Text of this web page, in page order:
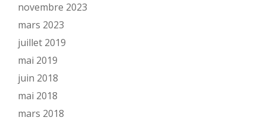
novembre 2023
mars 2023
juillet 2019
mai 2019
juin 2018
mai 2018
mars 2018